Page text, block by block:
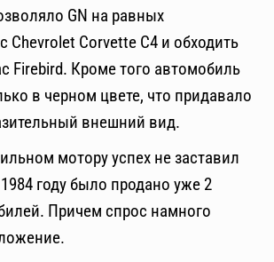
GN на равных
Chevrolet Corvette С4 и обходить
Firebird. Кроме того автомобиль
в черном цвете, что придавало
внешний вид.
мотору успех не заставил
году было продано уже 2
Причем спрос намного